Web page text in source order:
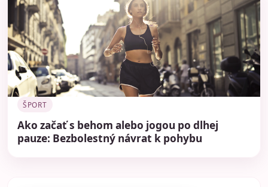
ŠPORT
Ako začať s behom alebo jogou po dlhej
pauze: Bezbolestný návrat k pohybu